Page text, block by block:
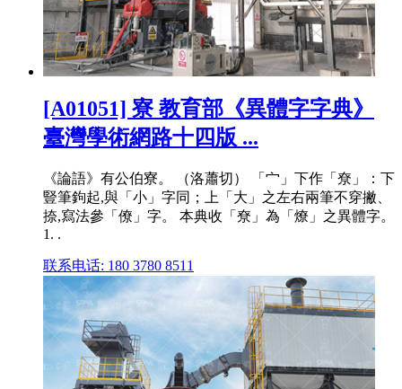
[A01051] 寮 教育部《異體字字典》
臺灣學術網路十四版 ...
《論語》有公伯寮。 （洛蕭切） 「宀」下作「尞」：下
豎筆鉤起,與「小」字同；上「大」之左右兩筆不穿撇、
捺,寫法參「僚」字。 本典收「尞」為「燎」之異體字。
1. .
联系电话: 180 3780 8511